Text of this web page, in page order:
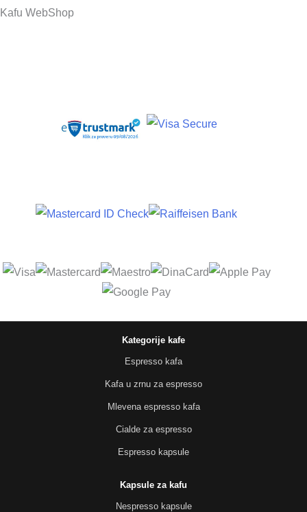
Kafu WebShop
Kategorije kafe
Espresso kafa
Kafa u zrnu za espresso
Mlevena espresso kafa
Cialde za espresso
Espresso kapsule
Kapsule za kafu
Nespresso kapsule